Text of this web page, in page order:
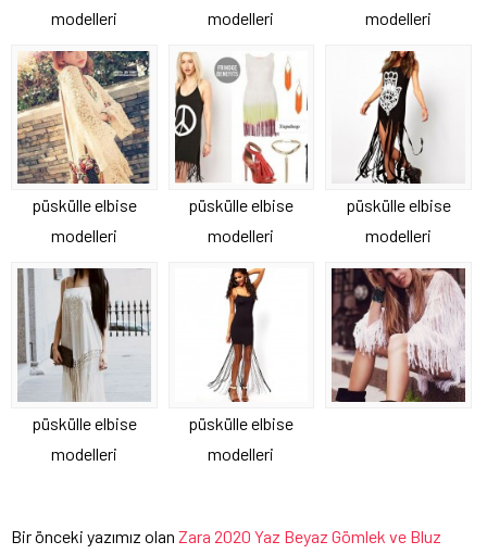
modelleri
modelleri
modelleri
püskülle elbise
modelleri
püskülle elbise
modelleri
püskülle elbise
modelleri
püskülle elbise
modelleri
püskülle elbise
modelleri
Bir önceki yazımız olan Zara 2020 Yaz Beyaz Gömlek ve Bluz